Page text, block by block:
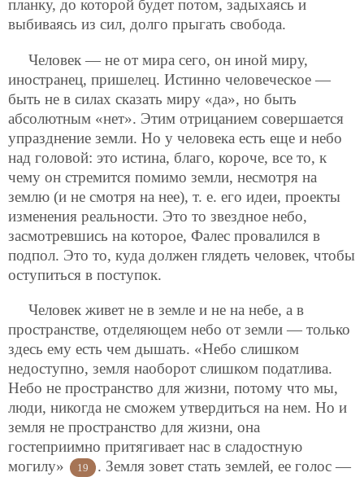
планку, до которой будет потом, задыхаясь и
выбиваясь из сил, долго прыгать свобода.
Человек — не от мира сего, он иной миру,
иностранец, пришелец. Истинно человеческое —
быть не в силах сказать миру «да», но быть
абсолютным «нет». Этим отрицанием совершается
упразднение земли. Но у человека есть еще и небо
над головой: это истина, благо, короче, все то, к
чему он стремится помимо земли, несмотря на
землю (и не смотря на нее), т. е. его идеи, проекты
изменения реальности. Это то звездное небо,
засмотревшись на которое, Фалес провалился в
подпол. Это то, куда должен глядеть человек, чтобы
оступиться в поступок.
Человек живет не в земле и не на небе, а в
пространстве, отделяющем небо от земли — только
здесь ему есть чем дышать. «Небо слишком
недоступно, земля наоборот слишком податлива.
Небо не пространство для жизни, потому что мы,
люди, никогда не сможем утвердиться на нем. Но и
земля не пространство для жизни, она
гостеприимно притягивает нас в сладостную
могилу»
19
. Земля зовет стать землей, ее голос —